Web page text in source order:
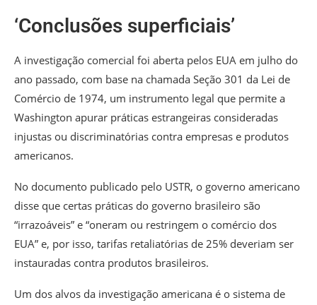
‘Conclusões superficiais’
A investigação comercial foi aberta pelos EUA em julho do
ano passado, com base na chamada Seção 301 da Lei de
Comércio de 1974, um instrumento legal que permite a
Washington apurar práticas estrangeiras consideradas
injustas ou discriminatórias contra empresas e produtos
americanos.
No documento publicado pelo USTR, o governo americano
disse que certas práticas do governo brasileiro são
“irrazoáveis” e “oneram ou restringem o comércio dos
EUA” e, por isso, tarifas retaliatórias de 25% deveriam ser
instauradas contra produtos brasileiros.
Um dos alvos da investigação americana é o sistema de